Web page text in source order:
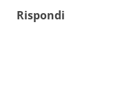
Rispondi